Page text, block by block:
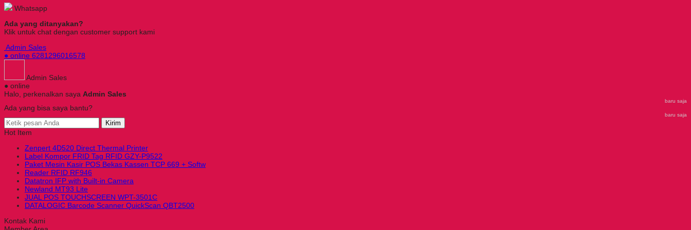
Whatsapp
Ada yang ditanyakan?
Klik untuk chat dengan customer support kami
Admin Sales
● online 6281296016578
Admin Sales
● online
Halo, perkenalkan saya Admin Sales
baru saja
Ada yang bisa saya bantu?
baru saja
Kirim
Hot Item
Zenpert 4D520 Direct Thermal Printer
Label Kompor FRID Tag RFID GZY-P9522
Paket Mesin Kasir POS Bekas Kassen TCP 669 + Softw
Reader RFID RF946
Datatron IFP with Built-in Camera
Newland MT93 Lite
JUAL POS TOUCHSCREEN WPT-3501C
DATALOGIC Barcode Scanner QuickScan QBT2500
Kontak Kami